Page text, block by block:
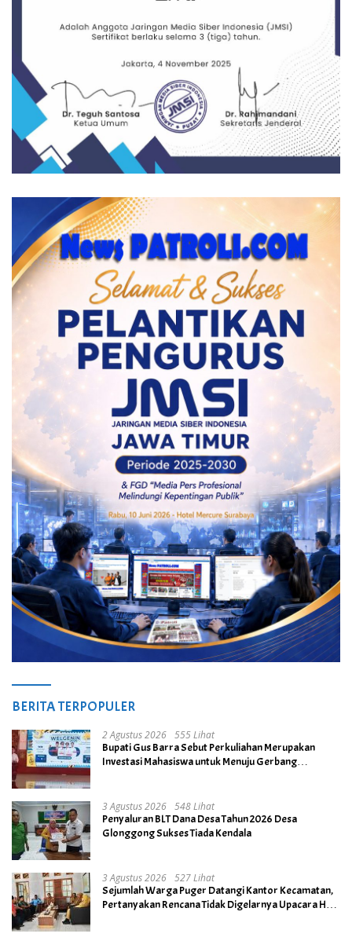
BERITA TERPOPULER
2 Agustus 2026 555 Lihat
Bupati Gus Barra Sebut Perkuliahan Merupakan
Investasi Mahasiswa untuk Menuju Gerbang
3 Agustus 2026 548 Lihat
Penyaluran BLT Dana Desa Tahun 2026 Desa
Glonggong Sukses Tiada Kendala
3 Agustus 2026 527 Lihat
Sejumlah Warga Puger Datangi Kantor Kecamatan,
Pertanyakan Rencana Tidak Digelarnya Upacara HUT